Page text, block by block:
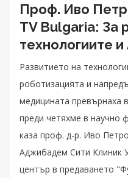
Проф. Иво
TV Bulgaria: За
технологиите
Развитието на
роботизацията и
медицината превърнаха
преди четяхме в научно
каза проф. д-р. Иво
Аджибадем Сити
център в предаването